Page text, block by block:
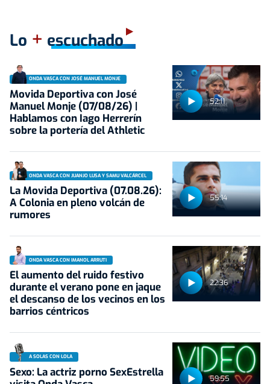
Lo + escuchado
52:11
ONDA VASCA CON JOSÉ MANUEL MONJE
Movida Deportiva con José
Manuel Monje (07/08/26) |
Hablamos con Iago Herrerín
sobre la portería del Athletic
55:14
ONDA VASCA CON JUANJO LUSA Y SAMU VALCÁRCEL
La Movida Deportiva (07.08.26):
A Colonia en pleno volcán de
rumores
22:36
ONDA VASCA CON IMANOL ARRUTI
El aumento del ruido festivo
durante el verano pone en jaque
el descanso de los vecinos en los
barrios céntricos
59:55
A SOLAS CON LOLA
Sexo: La actriz porno SexEstrella